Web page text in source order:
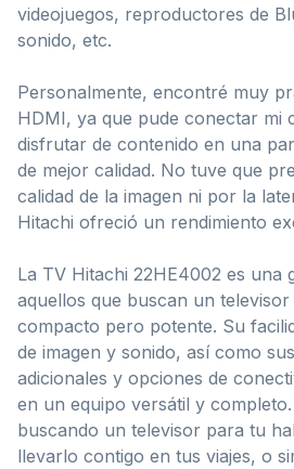
videojuegos, reproductores de
sonido, etc.
Personalmente, encontré muy
HDMI, ya que pude conectar mi
disfrutar de contenido en una
de mejor calidad. No tuve que
calidad de la imagen ni por la
Hitachi ofreció un rendimiento
La TV Hitachi 22HE4002 es una
aquellos que buscan un televisor
compacto pero potente. Su
de imagen y sonido, así como
adicionales y opciones de
en un equipo versátil y
buscando un televisor para tu
llevarlo contigo en tus viajes, o